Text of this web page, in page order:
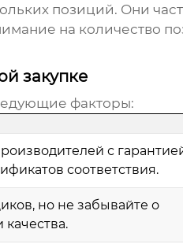
позиций. Они
на количество
закупке
факторы:
с
соответствия.
но не забывайте о